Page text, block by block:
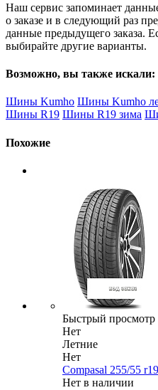
Наш сервис запоминает
о заказе и в следующий раз
данные предыдущего заказа.
выбирайте другие варианты.
Возможно, вы также искали:
Шины Kumho Шины Kumho
Шины R19 Шины R19 зима
Похожие
Быстрый просмотр
Нет
Летние
Нет
Compasal 255/55
Нет в наличии